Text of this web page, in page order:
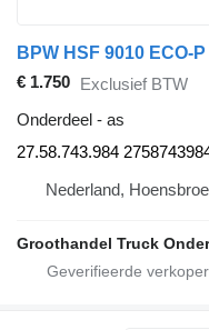
€ 1.750 Exclusief BTW
Onderdeel - as
27.58.743.984
Nederland,
Groothandel Truck